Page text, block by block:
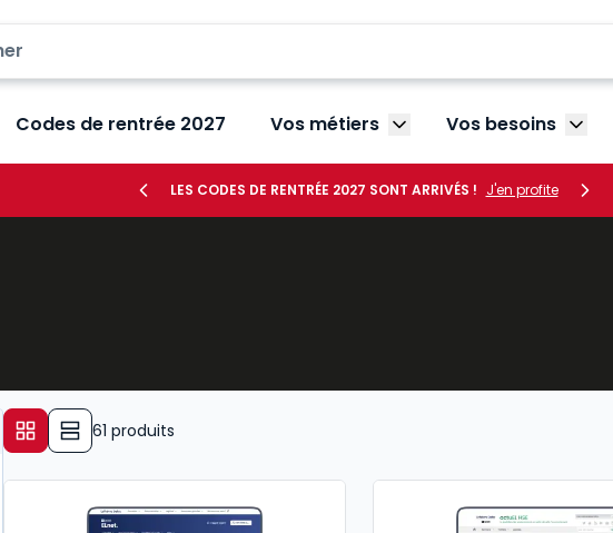
Codes de rentrée 2027 Vos métiers Afficher le sous-menu
Vos besoins
LES CODES DE RENTRÉE 2027 SONT ARRIVÉS ! J'en profite
61 produits